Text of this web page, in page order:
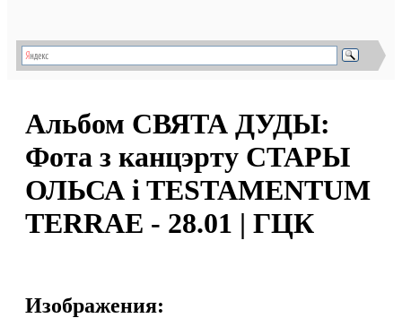
Альбом СВЯТА ДУДЫ:
Фота з канцэрту СТАРЫ
ОЛЬСА i TESTAMENTUM
TERRAE - 28.01 | ГЦК
Изображения: